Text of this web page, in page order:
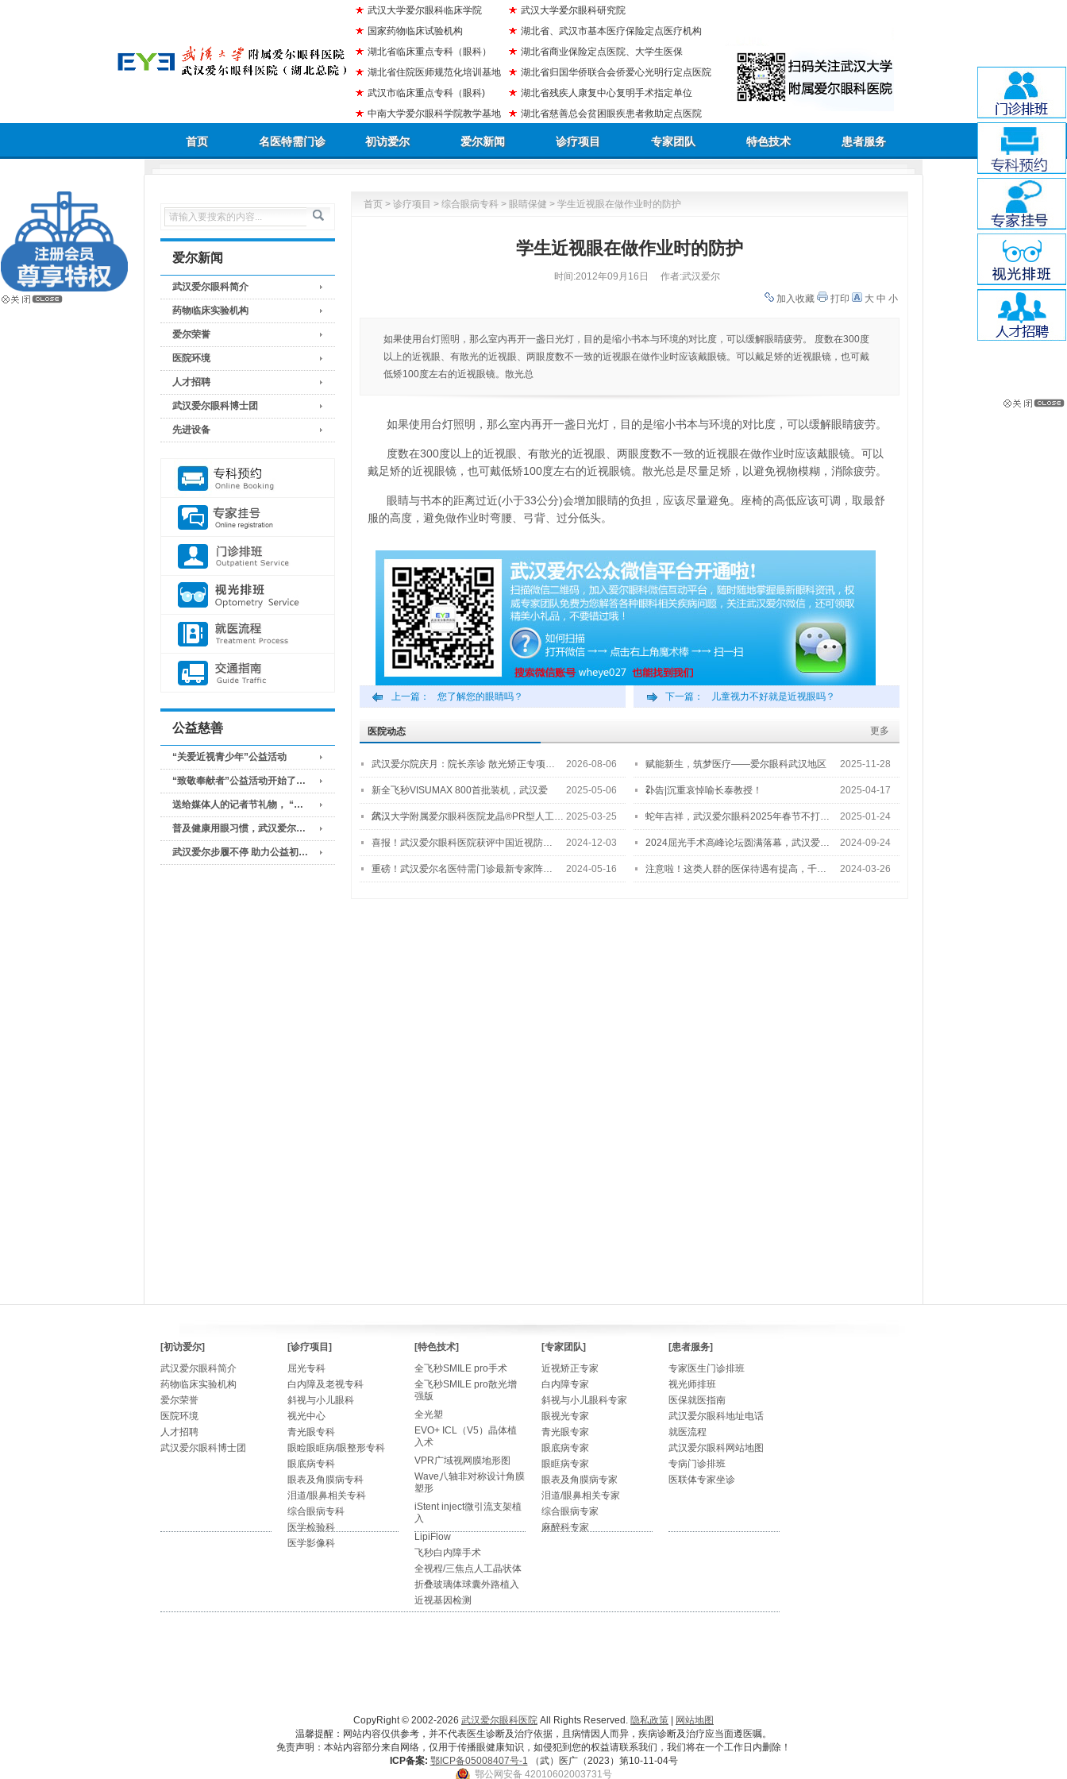
武汉大学爱尔眼科临床学院
国家药物临床试验机构
湖北省临床重点专科（眼科）
湖北省住院医师规范化培训基地
武汉市临床重点专科（眼科)
中南大学爱尔眼科学院教学基地
武汉大学爱尔眼科研究院
湖北省、武汉市基本医疗保险定点医疗机构
湖北省商业保险定点医院、大学生医保
湖北省归国华侨联合会侨爱心光明行定点医院
湖北省残疾人康复中心复明手术指定单位
湖北省慈善总会贫困眼疾患者救助定点医院
首页 名医特需门诊 初访爱尔 爱尔新闻 诊疗项目 专家团队 特色技术 患者服务
爱尔新闻
武汉爱尔眼科简介
药物临床实验机构
爱尔荣誉
医院环境
人才招聘
武汉爱尔眼科博士团
先进设备
公益慈善
“关爱近视青少年”公益活动
“致敬奉献者”公益活动开始了…
送给媒体人的记者节礼物， “…
普及健康用眼习惯，武汉爱尔…
武汉爱尔步履不停 助力公益初…
首页 > 诊疗项目 > 综合眼病专科 > 眼睛保健 > 学生近视眼在做作业时的防护
学生近视眼在做作业时的防护
时间:2012年09月16日
作者:武汉爱尔
加入收藏
打印 大 中 小
如果使用台灯照明，那么室内再开一盏日光灯，目的是缩小书本与环境的对比度，可以缓解眼睛疲劳。 度数在300度
以上的近视眼、有散光的近视眼、两眼度数不一致的近视眼在做作业时应该戴眼镜。可以戴足矫的近视眼镜，也可戴
低矫100度左右的近视眼镜。散光总
如果使用台灯照明，那么室内再开一盏日光灯，目的是缩小书本与环境的对比度，可以缓解眼睛疲劳。
度数在300度以上的近视眼、有散光的近视眼、两眼度数不一致的近视眼在做作业时应该戴眼镜。可以
戴足矫的近视眼镜，也可戴低矫100度左右的近视眼镜。散光总是尽量足矫，以避免视物模糊，消除疲劳。
眼睛与书本的距离过近(小于33公分)会增加眼睛的负担，应该尽量避免。座椅的高低应该可调，取最舒
服的高度，避免做作业时弯腰、弓背、过分低头。
上一篇： 您了解您的眼睛吗？ 下一篇： 儿童视力不好就是近视眼吗？
更多
医院动态
武汉爱尔院庆月：院长亲诊 散光矫正专项… 2026-08-06 赋能新生，筑梦医疗——爱尔眼科武汉地区
2…
2025-11-28
新全飞秒VISUMAX 800首批装机，武汉爱
尔…
2025-05-06 讣告|沉重哀悼喻长泰教授！ 2025-04-17
武汉大学附属爱尔眼科医院龙晶®PR型人工… 2025-03-25 蛇年吉祥，武汉爱尔眼科2025年春节不打… 2025-01-24
喜报！武汉爱尔眼科医院获评中国近视防… 2024-12-03 2024屈光手术高峰论坛圆满落幕，武汉爱… 2024-09-24
重磅！武汉爱尔名医特需门诊最新专家阵… 2024-05-16 注意啦！这类人群的医保待遇有提高，千… 2024-03-26
[初访爱尔]
武汉爱尔眼科简介
药物临床实验机构
爱尔荣誉
医院环境
人才招聘
武汉爱尔眼科博士团
[诊疗项目]
屈光专科
白内障及老视专科
斜视与小儿眼科
视光中心
青光眼专科
眼睑眼眶病/眼整形专科
眼底病专科
眼表及角膜病专科
泪道/眼鼻相关专科
综合眼病专科
医学检验科
医学影像科
[特色技术]
全飞秒SMILE pro手术
全飞秒SMILE pro散光增
强版
全光塑
EVO+ ICL（V5）晶体植
入术
VPR广域视网膜地形图
Wave八轴非对称设计角膜
塑形
iStent inject微引流支架植
入
LipiFlow
飞秒白内障手术
全视程/三焦点人工晶状体
折叠玻璃体球囊外路植入
近视基因检测
[专家团队]
近视矫正专家
白内障专家
斜视与小儿眼科专家
眼视光专家
青光眼专家
眼底病专家
眼眶病专家
眼表及角膜病专家
泪道/眼鼻相关专家
综合眼病专家
麻醉科专家
[患者服务]
专家医生门诊排班
视光师排班
医保就医指南
武汉爱尔眼科地址电话
就医流程
武汉爱尔眼科网站地图
专病门诊排班
医联体专家坐诊
CopyRight © 2002-2026 武汉爱尔眼科医院 All Rights Reserved. 隐私政策
网站地图
温馨提醒：网站内容仅供参考，并不代表医生诊断及治疗依据，且病情因人而异，疾病诊断及治疗应当面遵医嘱。
免责声明：本站内容部分来自网络，仅用于传播眼健康知识，如侵犯到您的权益请联系我们，我们将在一个工作日内删除！
ICP备案: 鄂ICP备05008407号-1 （武）医广（2023）第10-11-04号
鄂公网安备 42010602003731号